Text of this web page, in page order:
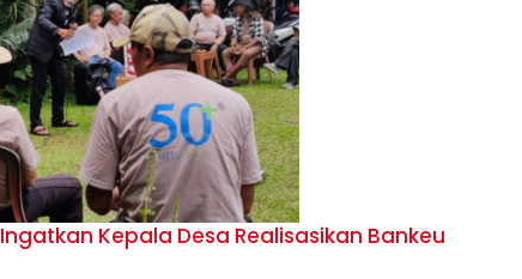
Kepala Desa Realisasikan Bankeu